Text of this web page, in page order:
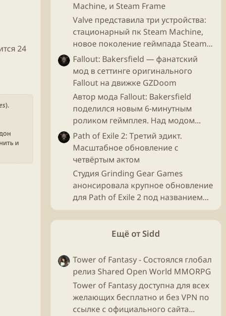
24
).
и
Machine, и Steam Frame
Valve представила три устройства:
стационарный пк Steam Machine,
новое поколение геймпада Steam...
Fallout: Bakersfield — фанатский
мод в сеттинге оригинального
Fallout на движке GZDoom
Автор мода Fallout: Bakersfield
поделился новым 6-минутным
роликом геймплея. Над модом...
Path of Exile 2: Третий эдикт.
Масштабное обновление с
четвёртым актом
Студия Grinding Gear Games
анонсировала крупное обновление
для Path of Exile 2 под названием...
Ещё от Sidd
Tower of Fantasy - Состоялся глобал
релиз Shared Open World MMORPG
Tower of Fantasy доступна для всех
желающих бесплатно и без VPN по
ссылке с официального сайта...